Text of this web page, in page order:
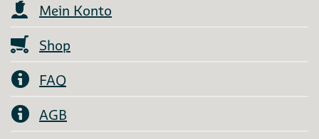
Mein Konto
Shop
FAQ
AGB